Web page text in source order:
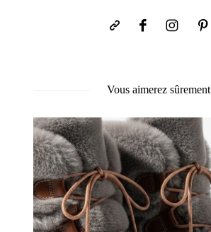
Vous aimerez sûrement